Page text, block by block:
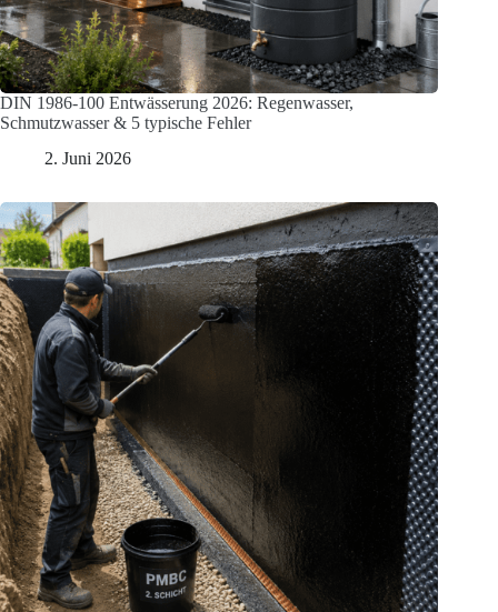
DIN 1986-100 Entwässerung 2026: Regenwasser,
Schmutzwasser & 5 typische Fehler
2. Juni 2026